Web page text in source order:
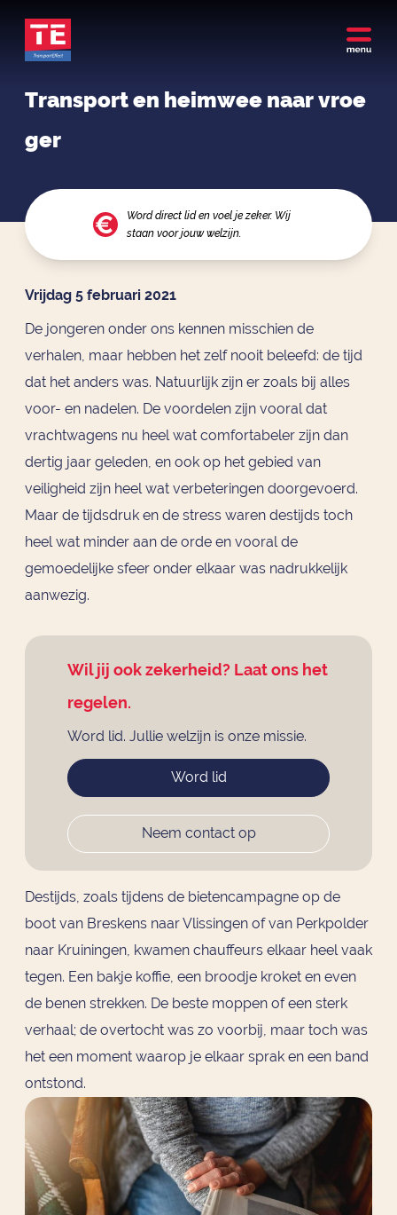
Transport en heimwee naar vroe
ger
Word direct lid en voel je zeker. Wij
staan voor jouw welzijn.
Vrijdag 5 februari 2021
De jongeren onder ons kennen misschien de
verhalen, maar hebben het zelf nooit beleefd: de tijd
dat het anders was. Natuurlijk zijn er zoals bij alles
voor- en nadelen. De voordelen zijn vooral dat
vrachtwagens nu heel wat comfortabeler zijn dan
dertig jaar geleden, en ook op het gebied van
veiligheid zijn heel wat verbeteringen doorgevoerd.
Maar de tijdsdruk en de stress waren destijds toch
heel wat minder aan de orde en vooral de
gemoedelijke sfeer onder elkaar was nadrukkelijk
aanwezig.
Wil jij ook zekerheid? Laat ons het
regelen.
Word lid. Jullie welzijn is onze missie.
Word lid
Neem contact op
Destijds, zoals tijdens de bietencampagne op de
boot van Breskens naar Vlissingen of van Perkpolder
naar Kruiningen, kwamen chauffeurs elkaar heel vaak
tegen. Een bakje koffie, een broodje kroket en even
de benen strekken. De beste moppen of een sterk
verhaal; de overtocht was zo voorbij, maar toch was
het een moment waarop je elkaar sprak en een band
ontstond.